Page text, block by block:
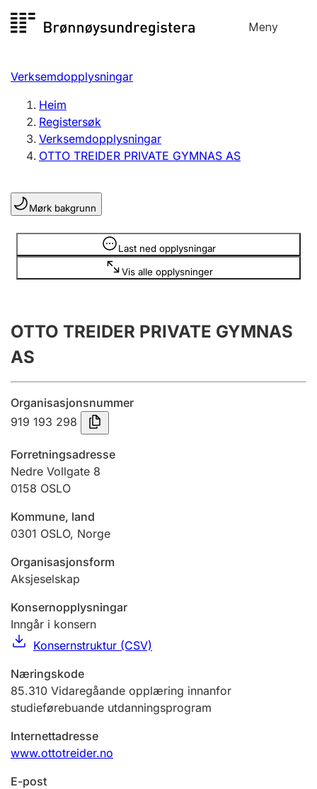
til
Meny
Registersøk
Aksjeselskap
Enkeltpersonføretak
Registrere, endre, slette
Lag og foreining
Registrere, endre, slette
Årsrekneskap
Innsending og forseinkingsgebyr
Tinglysing
Jeger
Betaling og jegeravgiftskort
Ektepaktrettleiaren
Andre tema
Verksemdopplysningar
Heim
Registersøk
Verksemdopplysningar
OTTO TREIDER PRIVATE GYMNAS AS
Mørk bakgrunn
Last ned opplysningar
Vis alle opplysninger
Opplysninger er skjult
OTTO TREIDER PRIVATE GYMNAS
AS
Organisasjonsnummer
919 193 298
Forretningsadresse
Nedre Vollgate 8
0158 OSLO
Kommune, land
0301 OSLO, Norge
Organisasjonsform
Aksjeselskap
Konsernopplysningar
Inngår i konsern
Konsernstruktur (CSV)
Næringskode
85.310 Vidaregåande opplæring innanfor
studieførebuande utdanningsprogram
Internettadresse
www.ottotreider.no
E-post